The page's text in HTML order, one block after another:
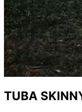
TUBA